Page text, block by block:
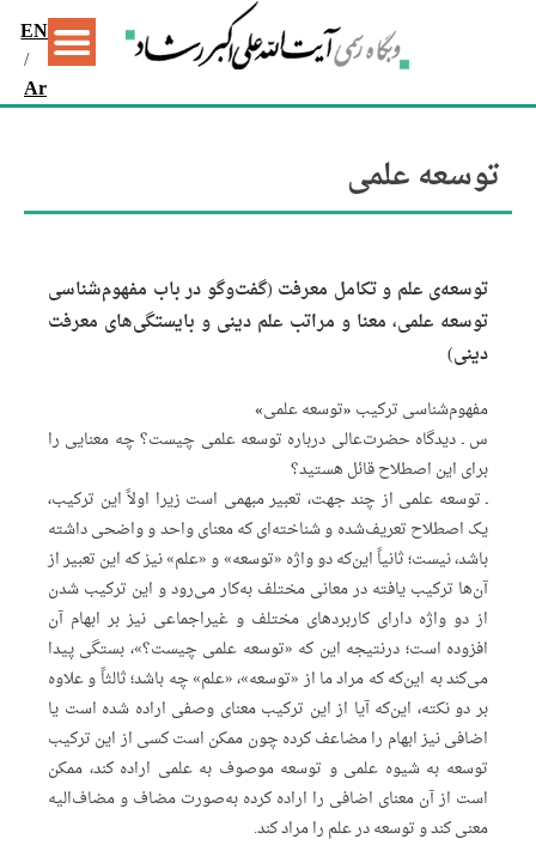
EN
/
Ar
توسعه علمی
توسعه‌ی علم و تکامل معرفت (گفت‌وگو در باب مفهوم‌شناسی
توسعه علمی، معنا و مراتب علم دینی و بایستگی‌های معرفت
دینی)
مفهوم‌شناسی ترکیب «توسعه علمی»
س ـ دیدگاه حضرت‌عالی درباره توسعه علمی چیست؟ چه معنایی را
برای این اصطلاح قائل هستید؟
ـ توسعه علمی از چند جهت، تعبیر مبهمی است زیرا اولاً این ترکیب،
یک اصطلاح تعریف‌شده و شناخته‌ای که معنای واحد و واضحی داشته
باشد،‌ نیست؛ ثانیاً این‌که دو واژه «توسعه» و «علم» نیز که این تعبیر از
آن‌ها ترکیب یافته در معانی مختلف به‌کار می‌رود و این ترکیب شدن
از دو واژه دارای کاربردهای مختلف و غیراجماعی نیز بر ابهام آن
افزوده است؛ درنتیجه این که «توسعه علمی چیست؟»، بستگی پیدا
می‌کند به این‌که که مراد ما از «توسعه»، «علم» چه باشد؛ ثالثاً و علاوه
بر دو نکته، این‌که آیا از این ترکیب معنای وصفی اراده شده است یا
اضافی نیز ابهام را مضاعف کرده چون ممکن است کسی از این ترکیب
توسعه به شیوه علمی و توسعه موصوف به علمی اراده کند، ممکن
است از آن معنای اضافی را اراده کرده به‌صورت مضاف و مضاف‌الیه
معنی کند و توسعه در علم را مراد کند.